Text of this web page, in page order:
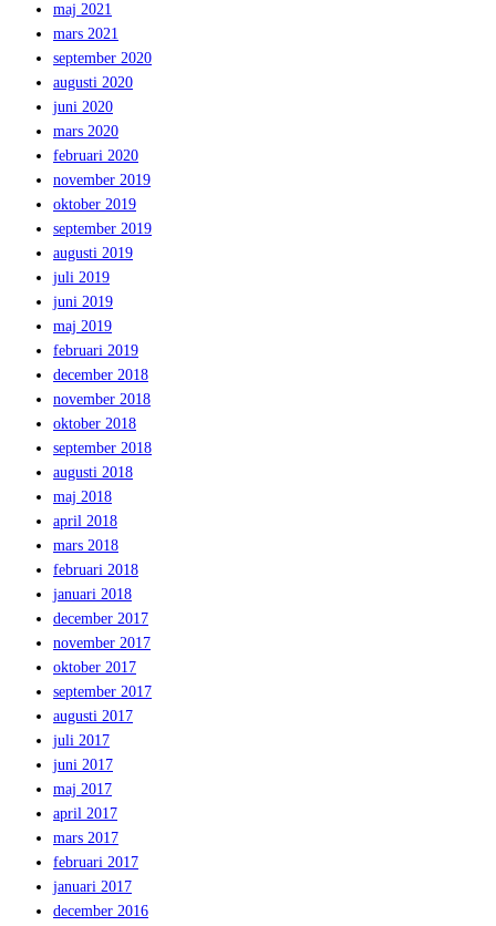
maj 2021
mars 2021
september 2020
augusti 2020
juni 2020
mars 2020
februari 2020
november 2019
oktober 2019
september 2019
augusti 2019
juli 2019
juni 2019
maj 2019
februari 2019
december 2018
november 2018
oktober 2018
september 2018
augusti 2018
maj 2018
april 2018
mars 2018
februari 2018
januari 2018
december 2017
november 2017
oktober 2017
september 2017
augusti 2017
juli 2017
juni 2017
maj 2017
april 2017
mars 2017
februari 2017
januari 2017
december 2016